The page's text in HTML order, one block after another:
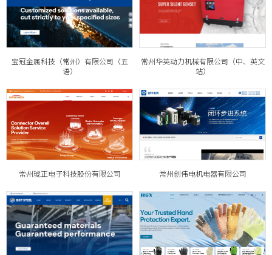
宝冠金属科技（常州）有限公司（五
语）
常州华英动力机械有限公司（中、英文
站）
常州琥正电子科技股份有限公司 常州创伟电机电器有限公司